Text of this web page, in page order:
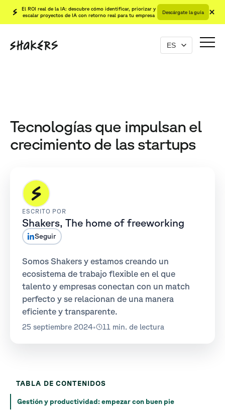
El ROI real de la IA: descubre cómo identificar, priorizar y
escalar proyectos de IA con retorno real para tu empresa
Descárgate la guía
Tecnologías que impulsan el
crecimiento de las startups
ESCRITO POR
Shakers, The home of freeworking
Seguir
Somos Shakers y estamos creando un
ecosistema de trabajo flexible en el que
talento y empresas conectan con un match
perfecto y se relacionan de una manera
eficiente y transparente.
25 septiembre 2024• 11 min. de lectura
TABLA DE CONTENIDOS
Gestión y productividad: empezar con buen pie